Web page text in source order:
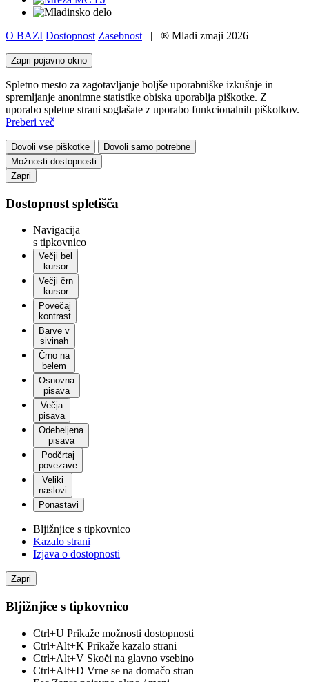
O BAZI Dostopnost Zasebnost | ® Mladi zmaji 2026
Zapri pojavno okno
Spletno mesto za zagotavljanje boljše uporabniške izkušnje in
spremljanje anonimne statistike obiska uporablja piškotke. Z
uporabo spletne strani soglašate z uporabo funkcionalnih piškotkov.
Preberi več
Dovoli vse piškotke
Dovoli samo potrebne
Možnosti dostopnosti
Zapri
Dostopnost spletišča
Navigacija
s tipkovnico
Večji bel
kursor
Večji črn
kursor
Povečaj
kontrast
Barve v
sivinah
Črno na
belem
Osnovna
pisava
Večja
pisava
Odebeljena
pisava
Podčrtaj
povezave
Veliki
naslovi
Ponastavi
Bljižnjice s tipkovnico
Kazalo strani
Izjava o dostopnosti
Zapri
Bljižnjice s tipkovnico
Ctrl+U Prikaže možnosti dostopnosti
Ctrl+Alt+K Prikaže kazalo strani
Ctrl+Alt+V Skoči na glavno vsebino
Ctrl+Alt+D Vrne se na domačo stran